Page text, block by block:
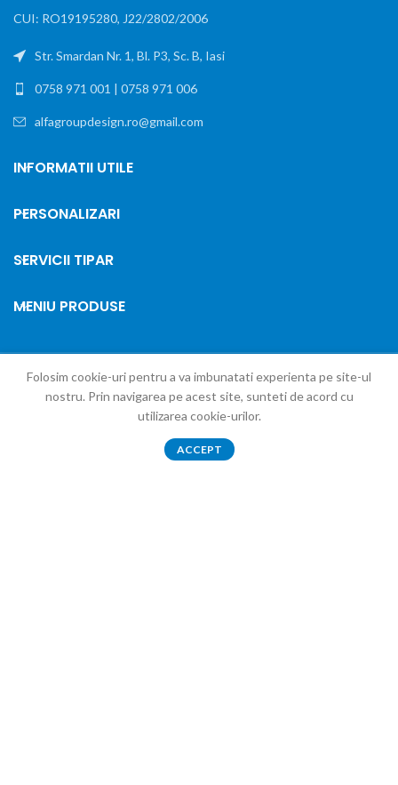
CUI: RO19195280, J22/2802/2006
Str. Smardan Nr. 1, Bl. P3, Sc. B, Iasi
0758 971 001 | 0758 971 006
alfagroupdesign.ro@gmail.com
INFORMATII UTILE
PERSONALIZARI
SERVICII TIPAR
MENIU PRODUSE
2024ALFA GROUP DESIGN. RO SRL
Folosim cookie-uri pentru a va imbunatati experienta pe site-ul
nostru. Prin navigarea pe acest site, sunteti de acord cu
utilizarea cookie-urilor.
ACCEPT
Wishlist